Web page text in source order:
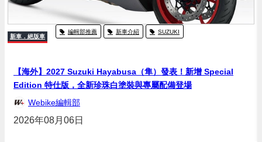
新車．絕版車
編輯部推薦 新車介紹 SUZUKI
【海外】2027 Suzuki Hayabusa（隼）發表！新增 Special
Edition 特仕版，全新珍珠白塗裝與專屬配備登場
Webike編輯部
2026年08月06日